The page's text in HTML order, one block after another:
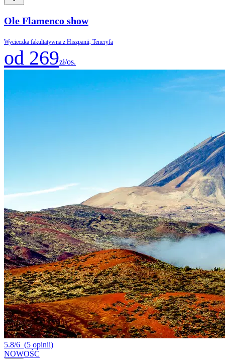
Ole Flamenco show
Wycieczka fakultatywna z Hiszpanii, Teneryfa
od 269zł/os.
5.8/6 (5 opinii)
NOWOŚĆ